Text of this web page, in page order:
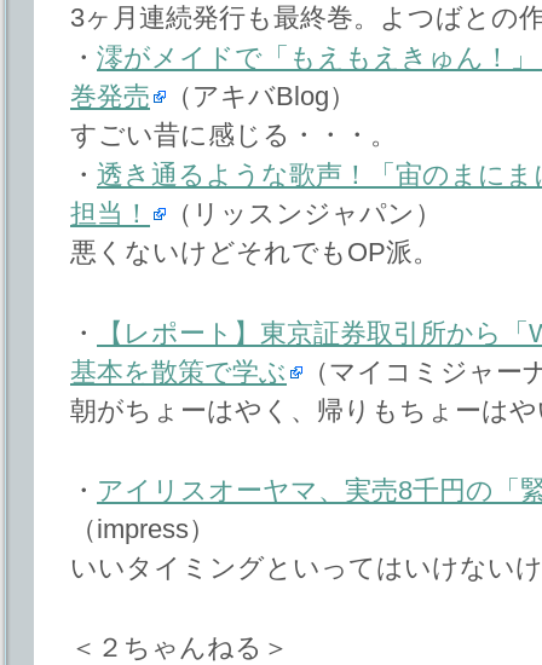
3ヶ月連続発行も最終巻。よつばとの
・ 澪がメイドで「もえもえきゅん！
巻発売
（アキバBlog）
すごい昔に感じる・・・。
・ 透き通るような歌声！「宙のまに
担当！
（リッスンジャパン）
悪くないけどそれでもOP派。
・
【レポート】東京証券取引所から
基本を散策で学ぶ
（マイコミジャー
朝がちょーはやく、帰りもちょーは
・ アイリスオーヤマ、実売8千円の「
（impress）
いいタイミングといってはいけない
＜２ちゃんねる＞